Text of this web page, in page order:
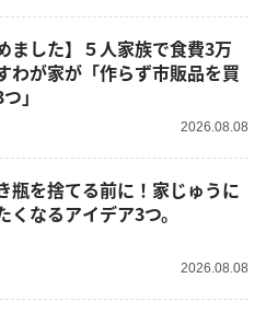
ました】５人家族で食費3万
わが家が「作らず市販品を買
」
2026.08.08
瓶を捨てる前に！家じゅうに
くなるアイデア3つ。
2026.08.08